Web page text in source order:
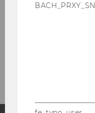
BACH_PRXY_SN